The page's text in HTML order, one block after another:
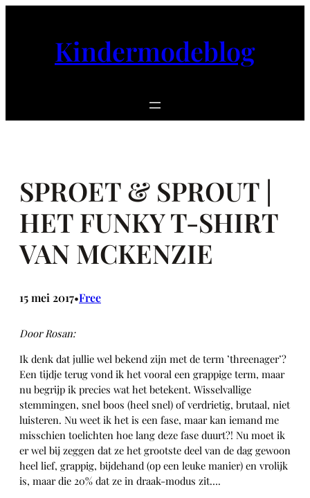
Kindermodeblog
SPROET & SPROUT |
HET FUNKY T-SHIRT
VAN MCKENZIE
15 mei 2017•Free
Door Rosan:
Ik denk dat jullie wel bekend zijn met de term ’threenager’?
Een tijdje terug vond ik het vooral een grappige term, maar
nu begrijp ik precies wat het betekent. Wisselvallige
stemmingen, snel boos (heel snel) of verdrietig, brutaal, niet
luisteren. Nu weet ik het is een fase, maar kan iemand me
misschien toelichten hoe lang deze fase duurt?! Nu moet ik
er wel bij zeggen dat ze het grootste deel van de dag gewoon
heel lief, grappig, bijdehand (op een leuke manier) en vrolijk
is, maar die 20% dat ze in draak-modus zit….